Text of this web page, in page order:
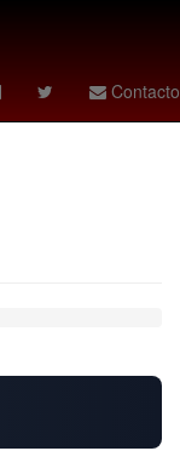
Contacto